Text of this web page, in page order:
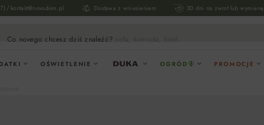
/ kontakt@novodom.pl Dostawa z wniesieniem 30 dni na zwrot lub wymianę
Co novego chcesz dziś znaleźć? sofa, komoda, fotel...
OŚWIETLENIE OGRÓD PROMOCJE